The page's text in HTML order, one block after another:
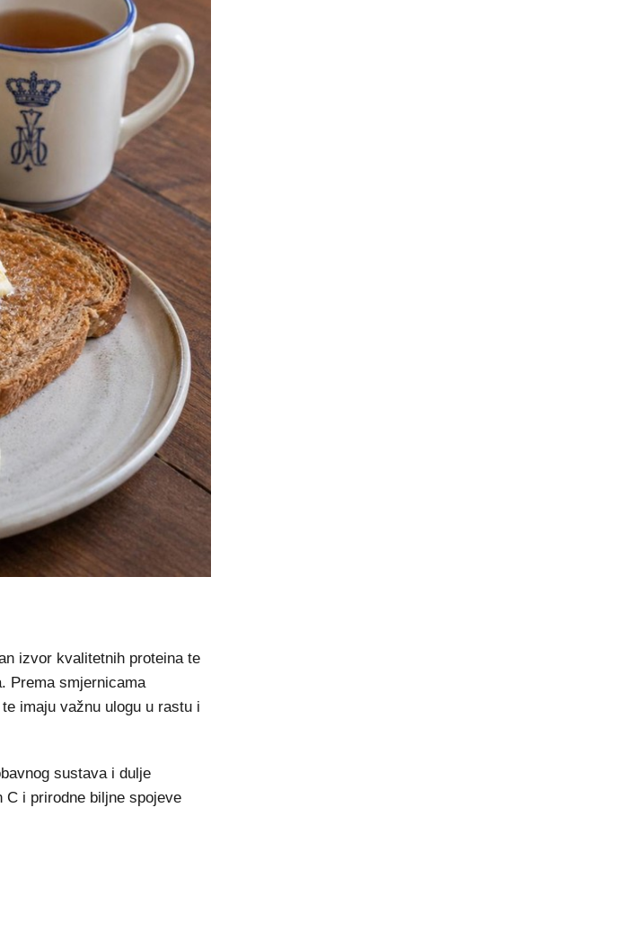
izvor kvalitetnih proteina te
Prema smjernicama
imaju važnu ulogu u rastu i
sustava i dulje
i prirodne biljne spojeve